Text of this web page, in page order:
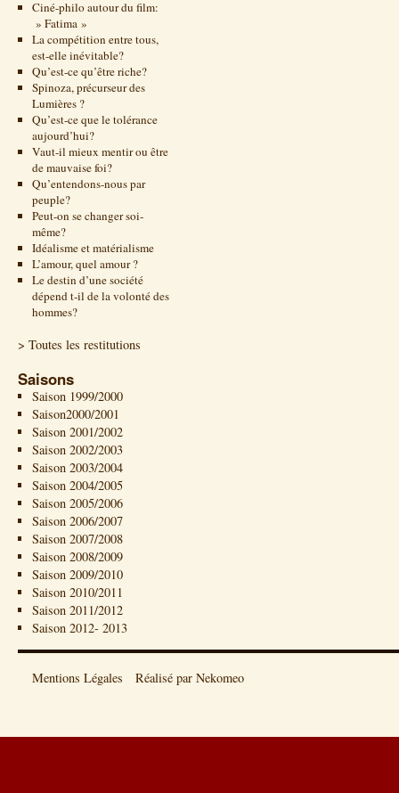
Ciné-philo autour du film:
» Fatima »
La compétition entre tous,
est-elle inévitable?
Qu’est-ce qu’être riche?
Spinoza, précurseur des
Lumières ?
Qu’est-ce que le tolérance
aujourd’hui?
Vaut-il mieux mentir ou être
de mauvaise foi?
Qu’entendons-nous par
peuple?
Peut-on se changer soi-
même?
Idéalisme et matérialisme
L’amour, quel amour ?
Le destin d’une société
dépend t-il de la volonté des
hommes?
> Toutes les restitutions
Saisons
Saison 1999/2000
Saison2000/2001
Saison 2001/2002
Saison 2002/2003
Saison 2003/2004
Saison 2004/2005
Saison 2005/2006
Saison 2006/2007
Saison 2007/2008
Saison 2008/2009
Saison 2009/2010
Saison 2010/2011
Saison 2011/2012
Saison 2012- 2013
Mentions Légales Réalisé par Nekomeo